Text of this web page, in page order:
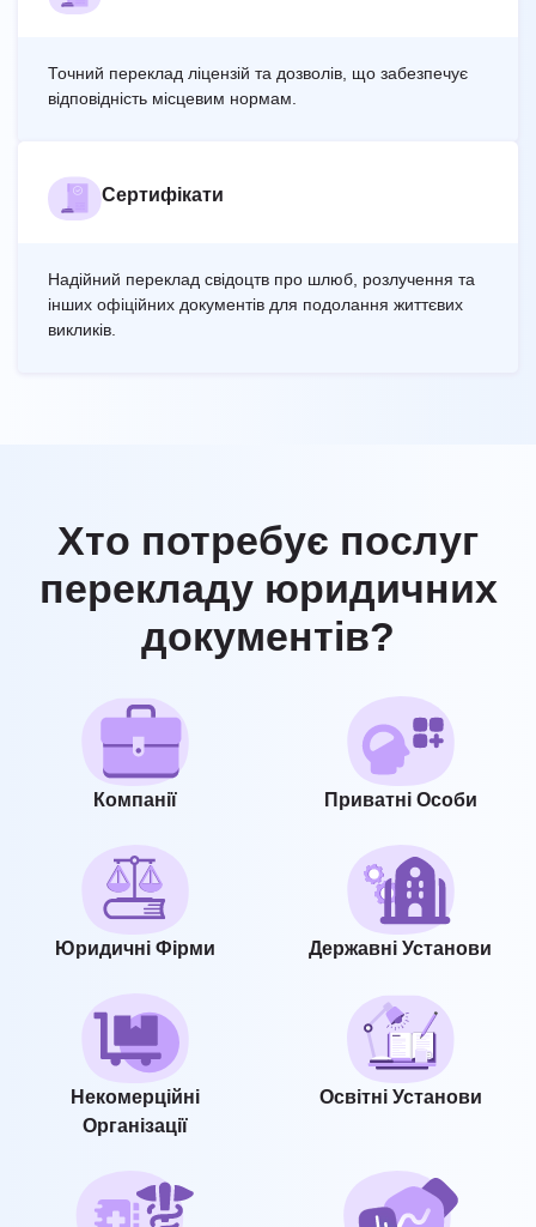
Точний переклад ліцензій та дозволів, що забезпечує
відповідність місцевим нормам.
Сертифікати
Надійний переклад свідоцтв про шлюб, розлучення та
інших офіційних документів для подолання життєвих
викликів.
Хто потребує послуг
перекладу юридичних
документів?
Компанії Приватні Особи
Юридичні Фірми Державні Установи
Некомерційні
Організації
Освітні Установи